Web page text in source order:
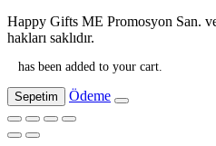
Happy Gifts ME Promosyon San.
hakları saklıdır.
has been added to your cart.
Sepetim Ödeme